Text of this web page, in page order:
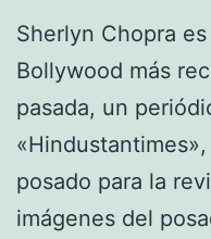
Sherlyn Chopra
Bollywood más
pasada, un
posado para la
imágenes del